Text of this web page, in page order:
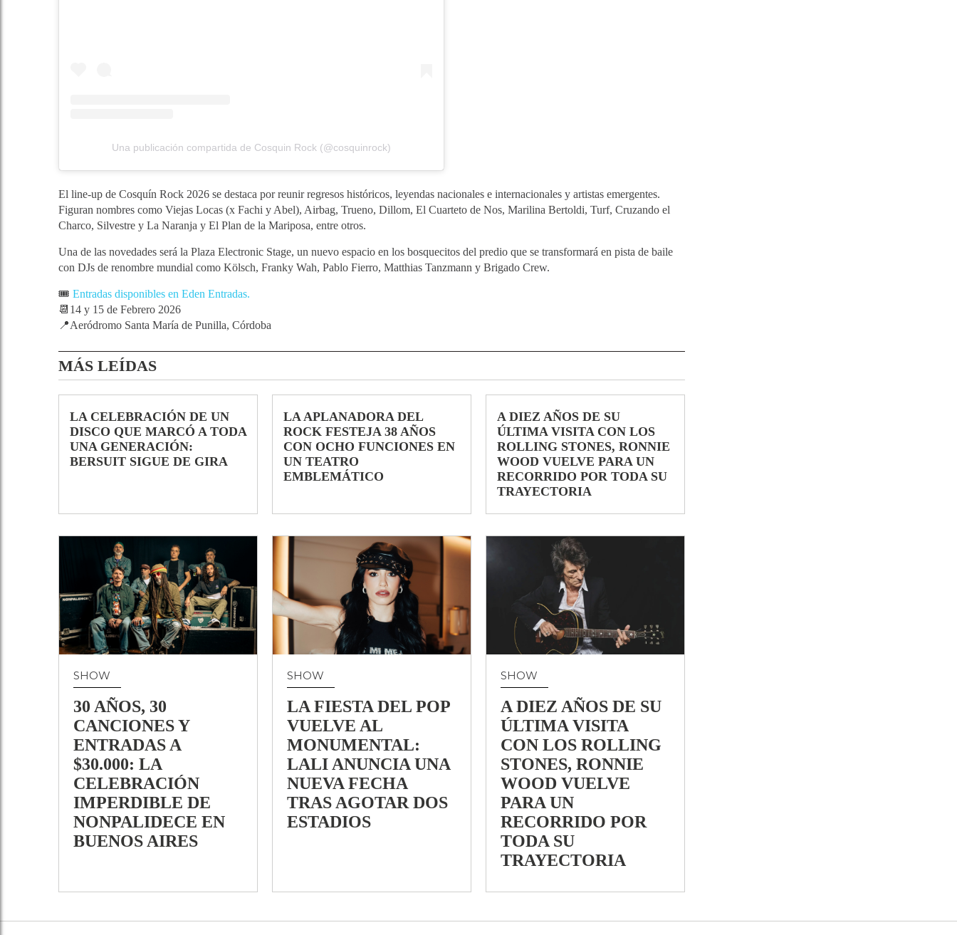
Una publicación compartida de Cosquin Rock (@cosquinrock)
El line-up de Cosquín Rock 2026 se destaca por reunir regresos históricos, leyendas nacionales e internacionales y artistas emergentes.
Figuran nombres como Viejas Locas (x Fachi y Abel), Airbag, Trueno, Dillom, El Cuarteto de Nos, Marilina Bertoldi, Turf, Cruzando el
Charco, Silvestre y La Naranja y El Plan de la Mariposa, entre otros.
Una de las novedades será la Plaza Electronic Stage, un nuevo espacio en los bosquecitos del predio que se transformará en pista de baile
con DJs de renombre mundial como Kölsch, Franky Wah, Pablo Fierro, Matthias Tanzmann y Brigado Crew.
🎟️ Entradas disponibles en Eden Entradas.
📆14 y 15 de Febrero 2026
📍Aeródromo Santa María de Punilla, Córdoba
MÁS LEÍDAS
LA CELEBRACIÓN DE UN
DISCO QUE MARCÓ A TODA
UNA GENERACIÓN:
BERSUIT SIGUE DE GIRA
LA APLANADORA DEL
ROCK FESTEJA 38 AÑOS
CON OCHO FUNCIONES EN
UN TEATRO
EMBLEMÁTICO
A DIEZ AÑOS DE SU
ÚLTIMA VISITA CON LOS
ROLLING STONES, RONNIE
WOOD VUELVE PARA UN
RECORRIDO POR TODA SU
TRAYECTORIA
SHOW
30 AÑOS, 30
CANCIONES Y
ENTRADAS A
$30.000: LA
CELEBRACIÓN
IMPERDIBLE DE
NONPALIDECE EN
BUENOS AIRES
SHOW
LA FIESTA DEL POP
VUELVE AL
MONUMENTAL:
LALI ANUNCIA UNA
NUEVA FECHA
TRAS AGOTAR DOS
ESTADIOS
SHOW
A DIEZ AÑOS DE SU
ÚLTIMA VISITA
CON LOS ROLLING
STONES, RONNIE
WOOD VUELVE
PARA UN
RECORRIDO POR
TODA SU
TRAYECTORIA